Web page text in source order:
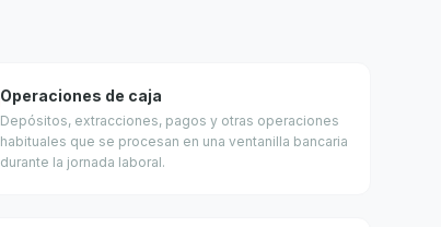
Operaciones de caja
Depósitos, extracciones, pagos y otras operaciones
habituales que se procesan en una ventanilla bancaria
durante la jornada laboral.